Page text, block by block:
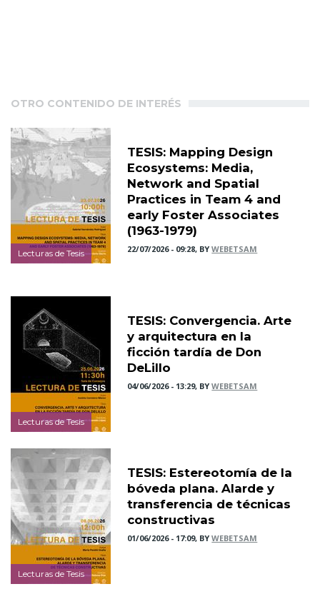
OTRO CONTENIDO DE INTERÉS
Lecturas de Tesis
TESIS: Mapping Design
Ecosystems: Media,
Network and Spatial
Practices in Team 4 and
early Foster Associates
(1963-1979)
22/07/2026 - 09:28, BYWEBETSAM
Lecturas de Tesis
TESIS: Convergencia. Arte
y arquitectura en la
ficción tardía de Don
DeLillo
04/06/2026 - 13:29, BYWEBETSAM
Lecturas de Tesis
TESIS: Estereotomía de la
bóveda plana. Alarde y
transferencia de técnicas
constructivas
01/06/2026 - 17:09, BYWEBETSAM